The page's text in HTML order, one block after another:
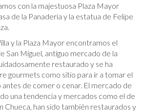
con la majestuosa Plaza Mayor
de la Panadería y la estatua de Felipe
y la Plaza Mayor encontramos el
San Miguel, antiguo mercado de la
restaurado y se ha
gourmets como sitio para ir a tomar el
de comer o cenar. El mercado de
una tendencia y mercados como el de
Chueca, han sido también restaurados y